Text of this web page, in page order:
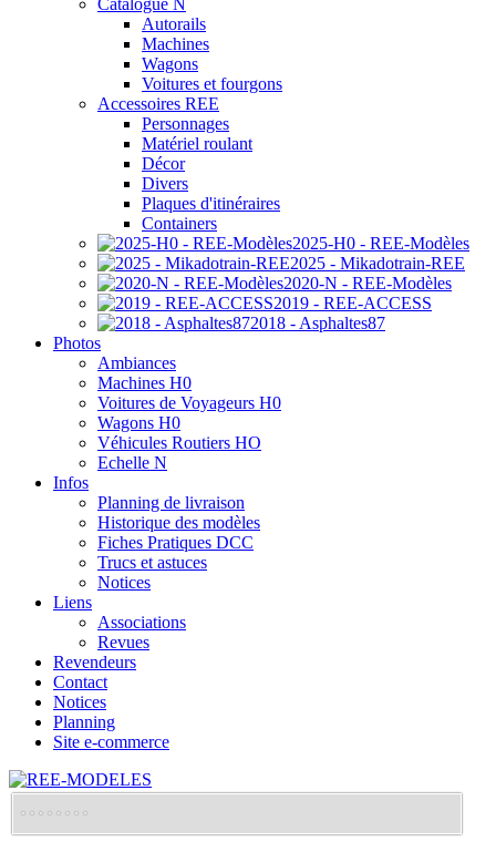
Catalogue N
Autorails
Machines
Wagons
Voitures et fourgons
Accessoires REE
Personnages
Matériel roulant
Décor
Divers
Plaques d'itinéraires
Containers
2025-H0 - REE-Modèles
2025 - Mikadotrain-REE
2020-N - REE-Modèles
2019 - REE-ACCESS
2018 - Asphaltes87
Photos
Ambiances
Machines H0
Voitures de Voyageurs H0
Wagons H0
Véhicules Routiers HO
Echelle N
Infos
Planning de livraison
Historique des modèles
Fiches Pratiques DCC
Trucs et astuces
Notices
Liens
Associations
Revues
Revendeurs
Contact
Notices
Planning
Site e-commerce